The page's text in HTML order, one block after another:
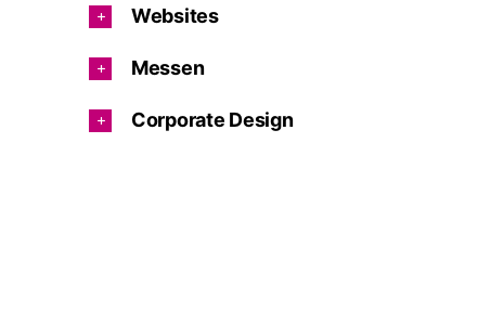
Websites
Messen
Corporate Design